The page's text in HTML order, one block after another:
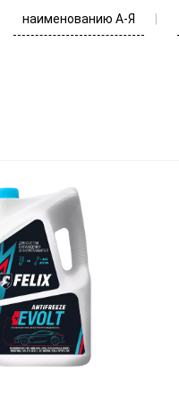
наименованию А-Я